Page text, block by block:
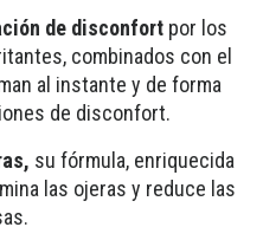
de disconfort por los
combinados con el
al instante y de forma
de disconfort.
su fórmula, enriquecida
las ojeras y reduce las